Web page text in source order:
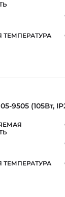
9505 (105Вт,